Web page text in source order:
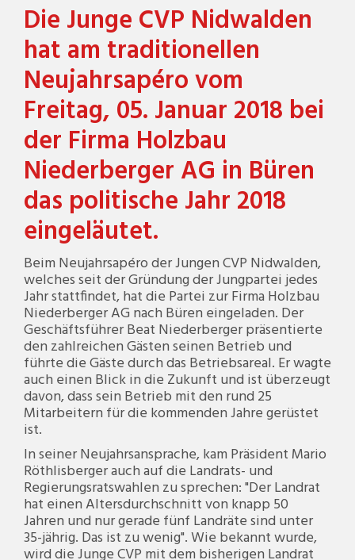
Die Junge CVP Nidwalden
hat am traditionellen
Neujahrsapéro vom
Freitag, 05. Januar 2018 bei
der Firma Holzbau
Niederberger AG in Büren
das politische Jahr 2018
eingeläutet.
Beim Neujahrsapéro der Jungen CVP Nidwalden,
welches seit der Gründung der Jungpartei jedes
Jahr stattfindet, hat die Partei zur Firma Holzbau
Niederberger AG nach Büren eingeladen. Der
Geschäftsführer Beat Niederberger präsentierte
den zahlreichen Gästen seinen Betrieb und
führte die Gäste durch das Betriebsareal. Er wagte
auch einen Blick in die Zukunft und ist überzeugt
davon, dass sein Betrieb mit den rund 25
Mitarbeitern für die kommenden Jahre gerüstet
ist.
In seiner Neujahrsansprache, kam Präsident Mario
Röthlisberger auch auf die Landrats- und
Regierungsratswahlen zu sprechen: "Der Landrat
hat einen Altersdurchschnitt von knapp 50
Jahren und nur gerade fünf Landräte sind unter
35-jährig. Das ist zu wenig". Wie bekannt wurde,
wird die Junge CVP mit dem bisherigen Landrat